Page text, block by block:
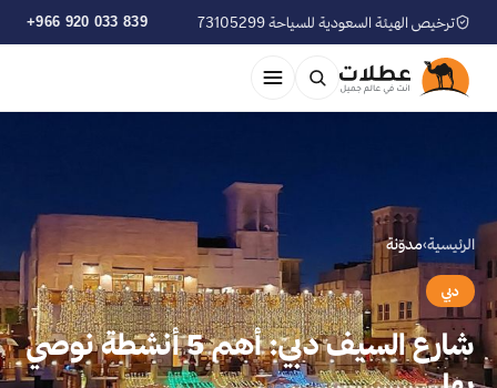
ترخيص الهيئة السعودية للسياحة 73105299 +966 920 033 839
الرئيسية›مدوّنة
دبي
شارع السيف دبي: أهم 5 أنشطة نوصي